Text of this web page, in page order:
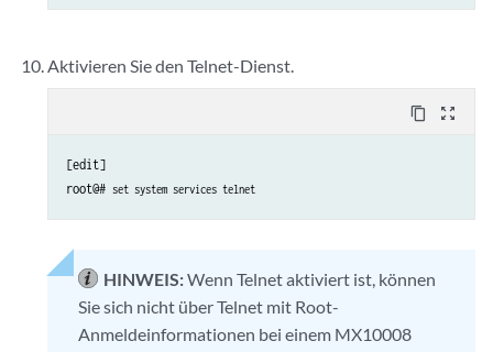
Aktivieren Sie den Telnet-Dienst.
content_copy zoom_out_map
[edit]
root@# set system services telnet
HINWEIS:Wenn Telnet aktiviert ist, können
Sie sich nicht über Telnet mit Root-
Anmeldeinformationen bei einem MX10008